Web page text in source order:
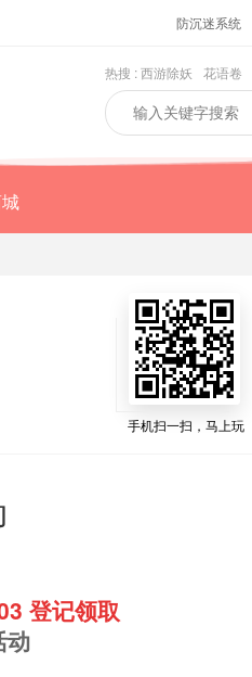
防沉迷系统
热搜 :西游除妖 花语卷
手机扫一扫，马上玩
登记领取
动